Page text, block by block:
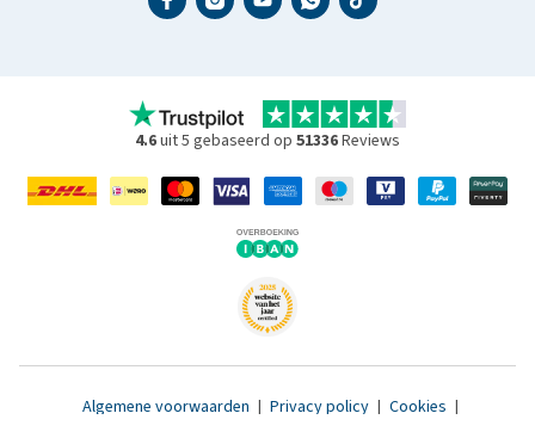
4.6uit 5 gebaseerd op 51336Reviews
Algemene voorwaarden | Privacy policy | Cookies |